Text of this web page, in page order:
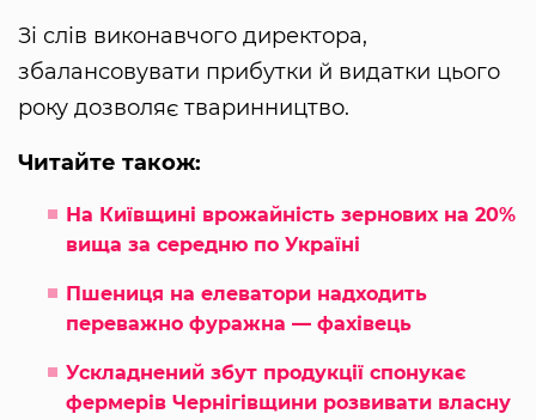
Зі слів виконавчого директора,
збалансовувати прибутки й видатки цього
року дозволяє тваринництво.
Читайте також:
На Київщині врожайність зернових на 20%
вища за середню по Україні
Пшениця на елеватори надходить
переважно фуражна — фахівець
Ускладнений збут продукції спонукає
фермерів Чернігівщини розвивати власну